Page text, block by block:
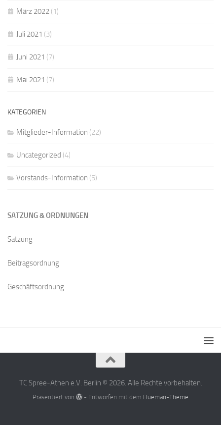
März 2022 (1)
Juli 2021 (3)
Juni 2021 (7)
Mai 2021 (7)
KATEGORIEN
Mitglieder-Information (22)
Uncategorized (4)
Vorstands-Information (5)
SATZUNG & ORDNUNGEN
Satzung
Beitragsordnung
Geschäftsordnung
TC Spree-Athen e.V. Berlin © 2026. Alle Rechte vorbehalten.
Präsentiert von - Entworfen mit dem Hueman-Theme